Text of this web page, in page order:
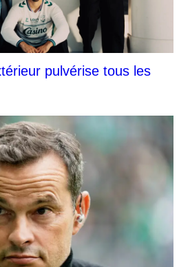
pulvérise tous les